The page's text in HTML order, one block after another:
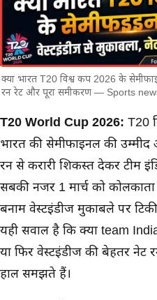
क्या भारत T20 विश्व कप 2026 के
रन रेट और पूरा समीकरण — Sports
मुख्य समाचार
T20 World Cup 2026: T20
भारत की सेमीफाइनल की उम्मीदें
रन से करारी शिकस्त देकर टीम
सबकी नजर 1 मार्च को कोलकाता
बनाम वेस्टइंडीज मुकाबले पर
यही सवाल है कि क्या team
या फिर वेस्टइंडीज की बेहतर नेट
हाल समझते हैं।